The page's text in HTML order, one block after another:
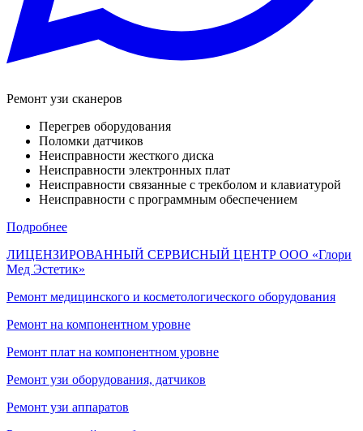
Ремонт узи сканеров
Перегрев оборудования
Поломки датчиков
Неисправности жесткого диска
Неисправности электронных плат
Неисправности связанные с трекболом и клавиатурой
Неисправности с программным обеспечением
Подробнее
ЛИЦЕНЗИРОВАННЫЙ СЕРВИСНЫЙ ЦЕНТР ООО «Глори
Мед Эстетик»
Ремонт медицинского и косметологического оборудования
Ремонт на компонентном уровне
Ремонт плат на компонентном уровне
Ремонт узи оборудования, датчиков
Ремонт узи аппаратов